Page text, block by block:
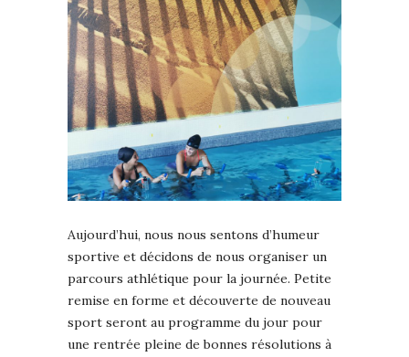
Aujourd’hui, nous nous sentons d’humeur
sportive et décidons de nous organiser un
parcours athlétique pour la journée. Petite
remise en forme et découverte de nouveau
sport seront au programme du jour pour
une rentrée pleine de bonnes résolutions à